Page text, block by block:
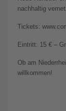
nachhaltig
Tickets:
Eintritt: 15 € –
Ob am
willkommen!